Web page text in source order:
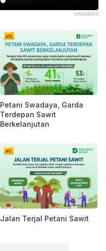
SINARMAS
Petani Swadaya, Garda
Terdepan Sawit
Berkelanjutan
Jalan Terjal Petani Sawit